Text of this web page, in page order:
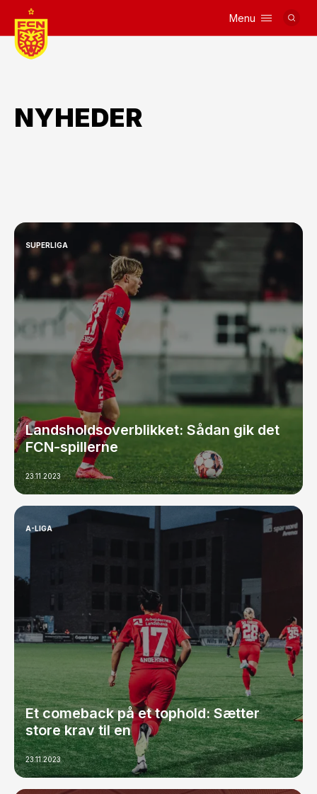
Menu
NYHEDER
SUPERLIGA
Landsholdsoverblikket: Sådan gik det
FCN-spillerne
23.11.2023
A-LIGA
Et comeback på et tophold: Sætter
store krav til en
23.11.2023